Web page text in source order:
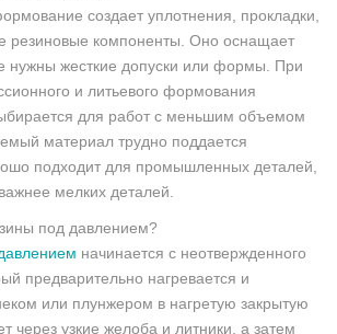
создает уплотнения, прокладки,
резиновые компоненты. Оно оснащает
нужны жесткие допуски или формы. При
и литьевого формования
для работ с меньшим объемом
материал трудно поддается
подходит для промышленных деталей,
мелких деталей.
под давлением?
начинается с неотвержденного
предварительно нагревается и
или плунжером в нагретую закрытую
через узкие желоба и литники, а затем